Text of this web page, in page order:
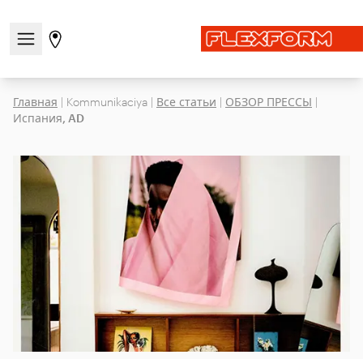
Открыть/закрыть меню навигации
Перейти на страницу магазинов
Главная | Kommunikaciya | Все статьи | ОБЗОР ПРЕССЫ |
Испания, AD